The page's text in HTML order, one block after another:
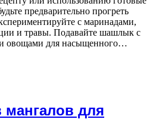
предварительно прогреть
с маринадами,
и травы. Подавайте шашлык с
овощами для насыщенного…
мангалов для